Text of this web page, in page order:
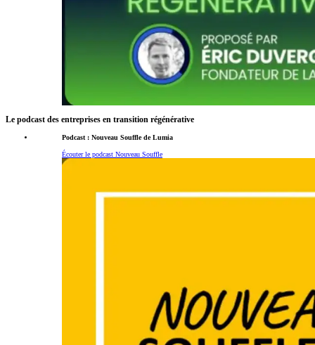
Le podcast des entreprises en transition régénérative
Podcast : Nouveau Souffle de Lumia
Écouter le podcast Nouveau Souffle